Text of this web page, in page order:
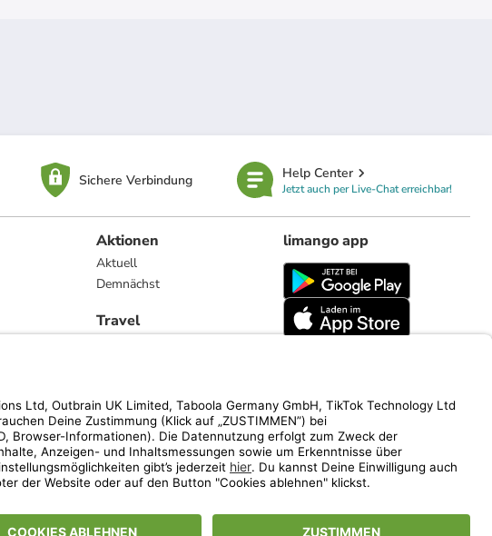
Sichere Verbindung Help Center
Jetzt auch per Live-Chat erreichbar!
Aktionen
Aktuell
Demnächst
Travel
limango app
limango.nl limango.pl
beziehen sich auf den Streichpreis.
findest Du unterwww.limango.de/einladen